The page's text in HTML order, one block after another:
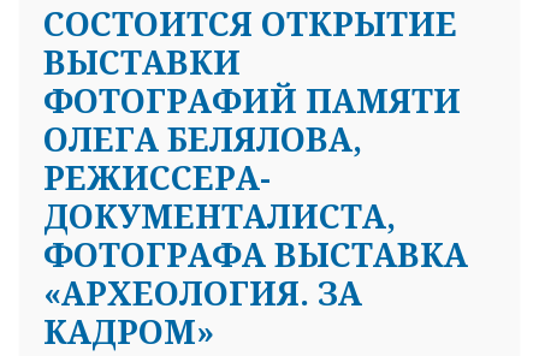
CОСТОИТСЯ ОТКРЫТИЕ
ВЫСТАВКИ
ФОТОГРАФИЙ ПАМЯТИ
ОЛЕГА БЕЛЯЛОВА,
РЕЖИССЕРА-
ДОКУМЕНТАЛИСТА,
ФОТОГРАФА ВЫСТАВКА
«АРХЕОЛОГИЯ. ЗА
КАДРОМ»